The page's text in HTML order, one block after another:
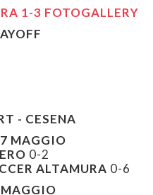
1-3 FOTOGALLERY
- CESENA
MAGGIO
0-2
ALTAMURA 0-6